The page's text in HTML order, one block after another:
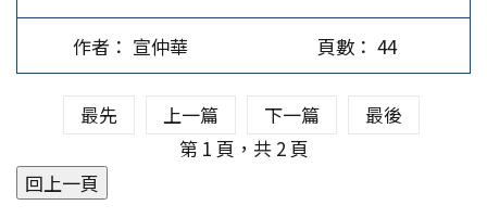
約時報》白宮首席記者貝克(Peter…
發射場的原因。16日，金正恩在俄國防長邵亦古的
陪同下，參觀了俄空軍戰機、極音速導彈，並登上
俄太平洋艦隊戰艦。俄外交部發言人貝斯科夫表
示：雙方將在可能的領域發展關係。 在烏克蘭戰
事吃緊之際，俄羅斯急需得到北韓的炮彈和導彈支
援，而北韓則希望取得俄羅斯衞星及核潛艦等先進
科技，此外，金正恩也有意向俄方尋求糧食援助。
去年7月，邵亦古訪問北韓，出席韓戰停戰70周年
爭。俄烏戰爭這把火尚無停歇的跡象，隨時都有可
能引發更大規模的全面戰爭。 備戰能夠止戰？ 去
年底，以哈戰爭更撕破了人道主義的假象，平常先
進國家滿口人權自由，卻無力制止以色列對加薩的
屠城，還屢次阻擋絕大多數國家在聯合國安理會、
大會即刻停火的決議。此外，西方國家不停地輸送
武器、金錢到烏克蘭前線，錢被用來搧風點火，而
不是用來止戰、用來人道救援。這個矛盾現象再次
作者： 宣仲華 頁數： 44
最先 上一篇 下一篇
最後
第 1 頁，共 2 頁